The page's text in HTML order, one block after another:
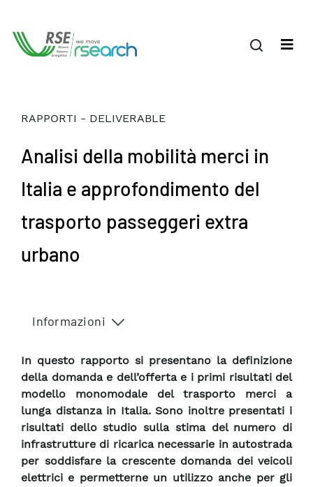
RAPPORTI - DELIVERABLE
Analisi della mobilità merci in
Italia e approfondimento del
trasporto passeggeri extra
urbano
Informazioni
In questo rapporto si presentano la definizione
della domanda e dell’offerta e i primi risultati del
modello monomodale del trasporto merci a
lunga distanza in Italia. Sono inoltre presentati i
risultati dello studio sulla stima del numero di
infrastrutture di ricarica necessarie in autostrada
per soddisfare la crescente domanda dei veicoli
elettrici e permetterne un utilizzo anche per gli